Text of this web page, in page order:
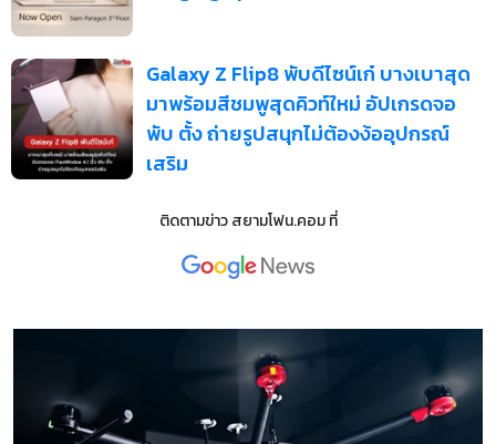
Galaxy Z Flip8 พับดีไซน์เก๋ บางเบาสุด
มาพร้อมสีชมพูสุดคิวท์ใหม่ อัปเกรดจอ
พับ ตั้ง ถ่ายรูปสนุกไม่ต้องง้ออุปกรณ์
เสริม
ติดตามข่าวสยามโฟน.คอมที่